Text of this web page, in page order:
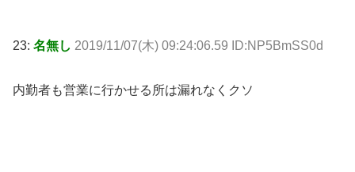
23: 名無し 2019/11/07(木) 09:24:06.59 ID:NP5BmSS0d
内勤者も営業に行かせる所は漏れなくクソ